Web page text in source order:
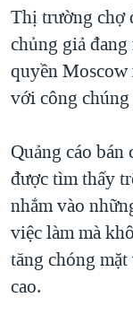
CHI PHÍ CHIẾN
CÁC GIÁ TRỊ
THƯỢNG ĐỈNH
NGƯ DÂN VIỆT
BÊN KIA QUỐC
QUAN HỆ VIỆT
Thị trường chợ
chủng giả
quyền
với công
Quảng cáo
được tìm thấy
nhắm vào
việc làm mà
tăng chóng
cao.